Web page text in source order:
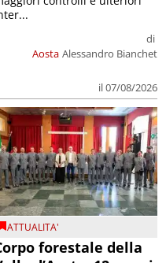
Aosta
di
Alessandro Bianchet
il 07/08/2026
ATTUALITA'
forestale della